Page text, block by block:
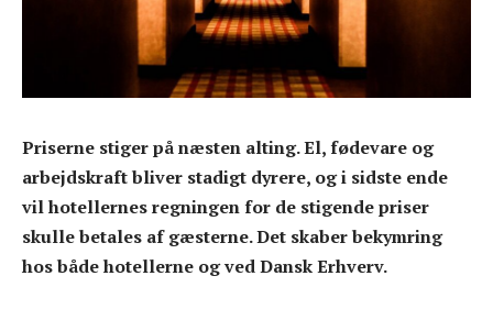
Priserne stiger på næsten alting. El, fødevare og
arbejdskraft bliver stadigt dyrere, og i sidste ende
vil hotellernes regningen for de stigende priser
skulle betales af gæsterne. Det skaber bekymring
hos både hotellerne og ved Dansk Erhverv.